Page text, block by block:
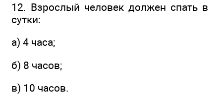
12. Взрослый человек должен спать в
сутки:
а) 4 часа;
б) 8 часов;
в) 10 часов.